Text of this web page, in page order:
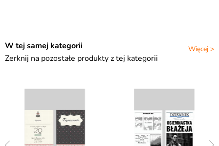
Więcej >
W tej samej kategorii
Zerknij na pozostałe produkty z tej kategorii